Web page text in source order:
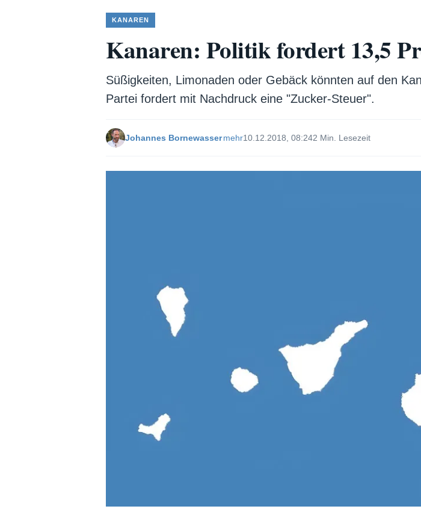
KANAREN
Kanaren: Politik fordert 13,5
Süßigkeiten, Limonaden oder Gebäck könnten auf den
Partei fordert mit Nachdruck eine "Zucker-Steuer".
Johannes Bornewassermehr10.12.2018, 08:242 Min. Lesezeit